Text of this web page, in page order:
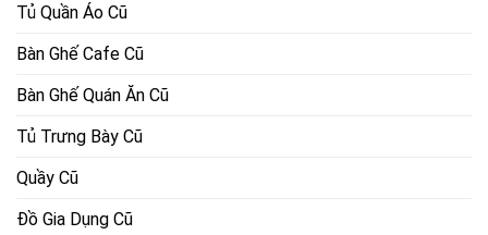
Tủ Quần Áo Cũ
Bàn Ghế Cafe Cũ
Bàn Ghế Quán Ăn Cũ
Tủ Trưng Bày Cũ
Quầy Cũ
Đồ Gia Dụng Cũ